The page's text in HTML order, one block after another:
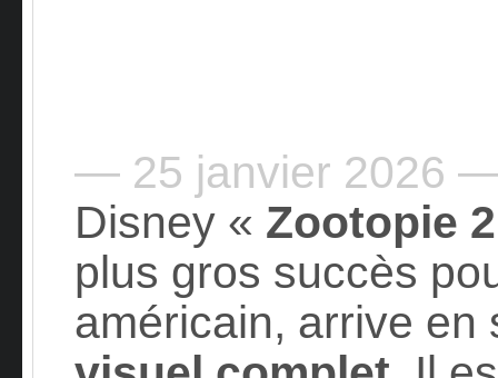
— 25 janvier 2026
Disney « Zootopie 2
plus gros succès
américain, arrive